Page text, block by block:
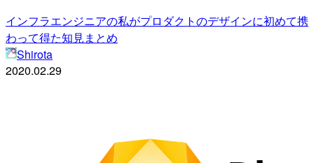
インフラエンジニアの私がプロダクトのデザインに初めて携
わって得た知見まとめ
Shirota
2020.02.29